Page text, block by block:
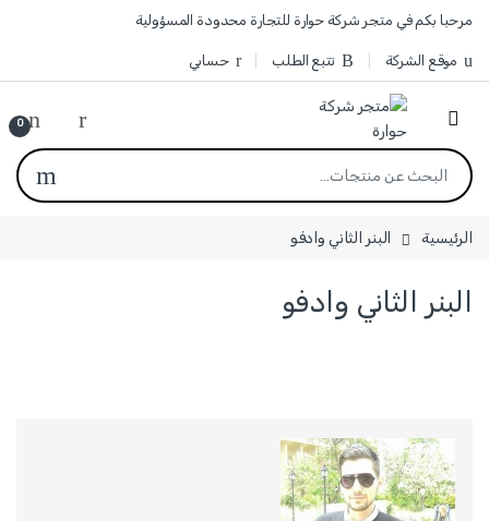
مرحبا بكم في متجر شركة حوارة للتجارة محدودة المسؤولية
موقع الشركة تتبع الطلب حسابي
0
الرئيسية البنر الثاني وادفو
البنر الثاني وادفو